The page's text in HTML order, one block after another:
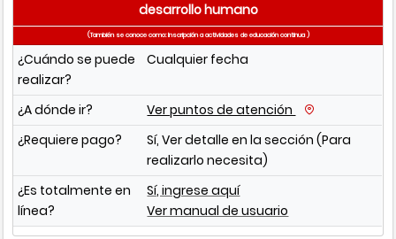
desarrollo humano
(También se conoce como: Inscripción a actividades de educación continua )
¿Cuándo se puede
realizar?
Cualquier fecha
¿A dónde ir?
Ver puntos de atención
¿Requiere pago?
Sí, Ver detalle en la sección (Para
realizarlo necesita)
¿Es totalmente en
línea?
Sí, ingrese aquí
Ver manual de usuario